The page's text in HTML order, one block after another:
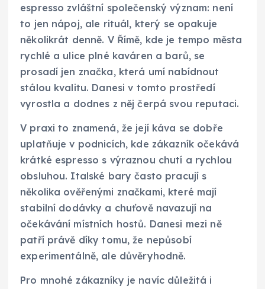
espresso zvláštní společenský význam: není
to jen nápoj, ale rituál, který se opakuje
několikrát denně. V Římě, kde je tempo města
rychlé a ulice plné kaváren a barů, se
prosadí jen značka, která umí nabídnout
stálou kvalitu. Danesi v tomto prostředí
vyrostla a dodnes z něj čerpá svou reputaci.
V praxi to znamená, že její káva se dobře
uplatňuje v podnicích, kde zákazník očekává
krátké espresso s výraznou chutí a rychlou
obsluhou. Italské bary často pracují s
několika ověřenými značkami, které mají
stabilní dodávky a chuťově navazují na
očekávání místních hostů. Danesi mezi ně
patří právě díky tomu, že nepůsobí
experimentálně, ale důvěryhodně.
Pro mnohé zákazníky je navíc důležitá i